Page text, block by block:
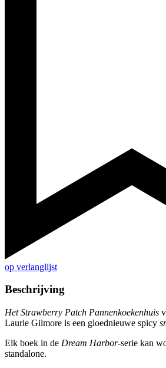
op verlanglijst
Beschrijving
Het Strawberry Patch Pannenkoekenhuis
Laurie Gilmore is een gloednieuwe spicy
Elk boek in de Dream Harbor-serie kan
standalone.